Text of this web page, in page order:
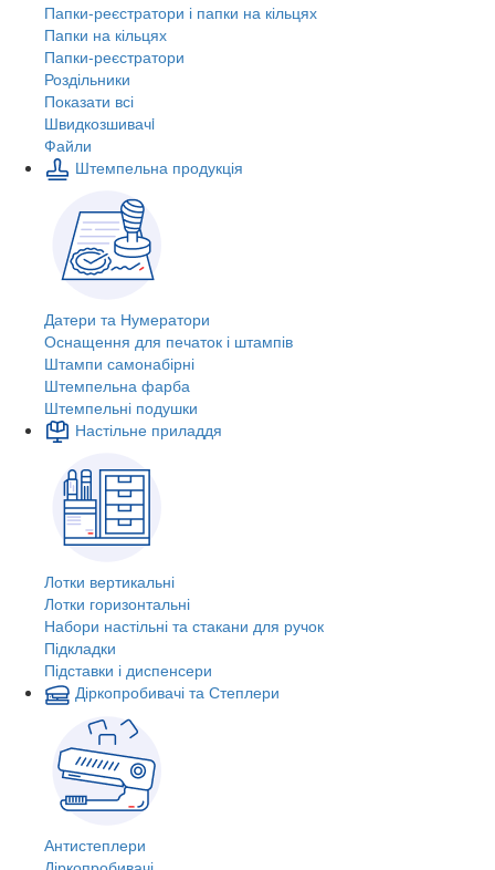
Папки-реєстратори і папки на кільцях
Папки на кільцях
Папки-реєстратори
Роздільники
Показати всі
Швидкозшивачi
Файли
Штемпельна продукція
Датери та Нумератори
Оснащення для печаток і штампів
Штампи самонабірні
Штемпельна фарба
Штемпельні подушки
Настільне приладдя
Лотки вертикальні
Лотки горизонтальні
Набори настільні та стакани для ручок
Підкладки
Підставки і диспенсери
Діркопробивачі та Степлери
Антистеплери